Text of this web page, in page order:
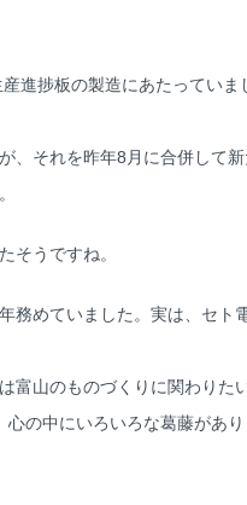
進捗板の製造にあたっていま
それを昨年8月に合併して
そうですね。
めていました。実は、セト
山のものづくりに関わりた
の中にいろいろな葛藤があ